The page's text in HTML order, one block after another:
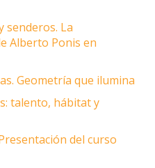
senderos. La
Alberto Ponis en
Geometría que ilumina
talento, hábitat y
del curso